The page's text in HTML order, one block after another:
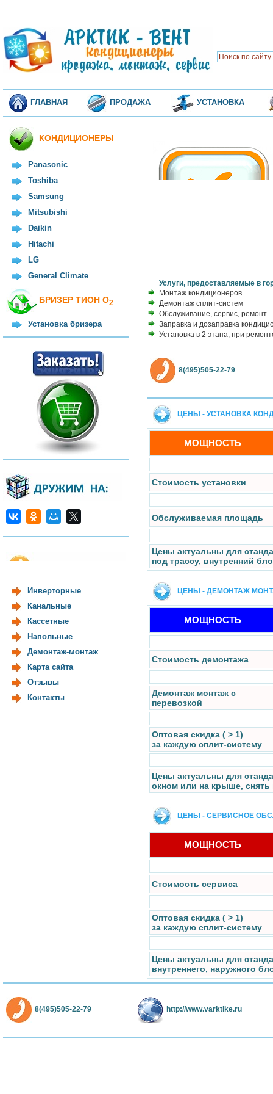
ГЛАВНАЯ ПРОДАЖА УСТАНОВКА
КОНДИЦИОНЕРЫ
Panasonic
Toshiba
Samsung
Mitsubishi
Daikin
Hitachi
LG
General Climate
БРИЗЕР ТИОН О2
Установка бризера
Инверторные
Канальные
Кассетные
Напольные
Демонтаж-монтаж
Карта сайта
Отзывы
Контакты
Услуги, предоставляемые в
Монтаж кондиционеров
Демонтаж сплит-систем
Обслуживание, сервис, ремонт
Заправка и дозаправка
Установка в 2 этапа, при
8(495)505-22-79
ЦЕНЫ - УСТАНОВКА
МОЩНОСТЬ
Стоимость установки
Обслуживаемая площадь
Цены актуальны для
под трассу, внутренний
ЦЕНЫ - ДЕМОНТАЖ
МОЩНОСТЬ
Стоимость демонтажа
Демонтаж монтаж с
перевозкой
Оптовая скидка ( > 1)
за каждую сплит-систему
Цены актуальны для
окном или на крыше,
ЦЕНЫ - СЕРВИСНОЕ
МОЩНОСТЬ
Стоимость сервиса
Оптовая скидка ( > 1)
за каждую сплит-систему
Цены актуальны для
внутреннего, наружного
8(495)505-22-79 http://www.varktike.ru